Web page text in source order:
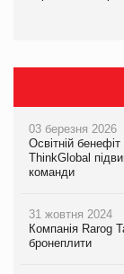
03 березня 2026
Освітній
ThinkGlobal
команди
31 жовтня 2024
Компанія Rarog
бронеплити